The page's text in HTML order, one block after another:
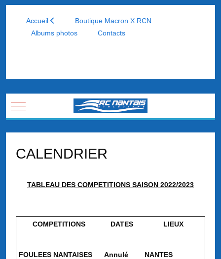
Accueil
Boutique Macron X RCN
Albums photos
Contacts
Mobile Menu Toggle
CALENDRIER
TABLEAU DES COMPETITIONS SAISON 2022/2023
COMPETITIONS DATES LIEUX
FOULEES NANTAISES Annulé
NANTES